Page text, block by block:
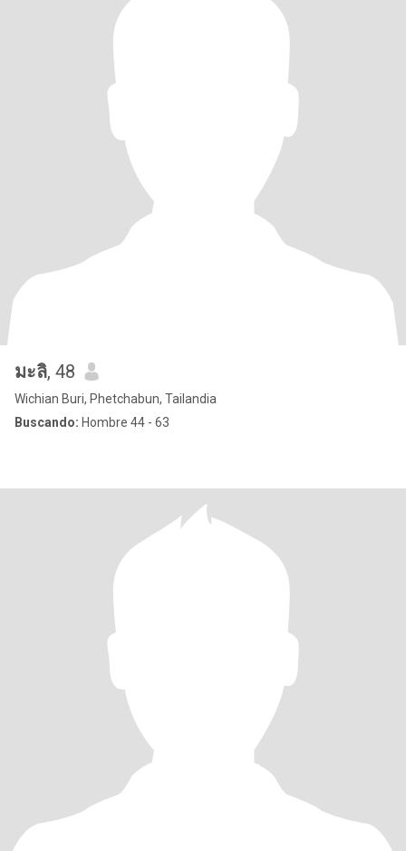
มะลิ, 48
Wichian Buri, Phetchabun, Tailandia
Buscando: Hombre 44 - 63